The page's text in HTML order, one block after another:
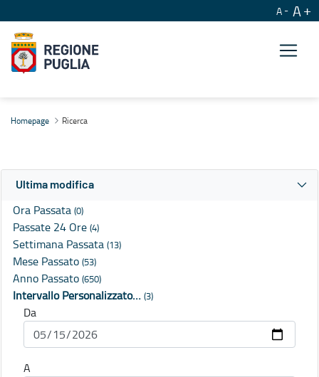
A A
Homepage Ricerca
Ultima modifica
Ora Passata (0)
Passate 24 Ore (4)
Settimana Passata (13)
Mese Passato (53)
Anno Passato (650)
Intervallo Personalizzato… (3)
Da
A